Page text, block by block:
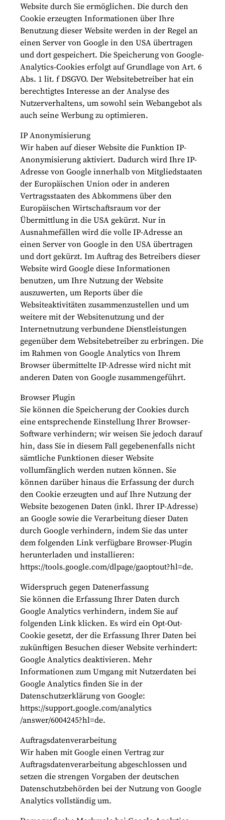
Website durch Sie ermöglichen. Die durch den
Cookie erzeugten Informationen über Ihre
Benutzung dieser Website werden in der Regel an
einen Server von Google in den USA übertragen
und dort gespeichert. Die Speicherung von Google-
Analytics-Cookies erfolgt auf Grundlage von Art. 6
Abs. 1 lit. f DSGVO. Der Websitebetreiber hat ein
berechtigtes Interesse an der Analyse des
Nutzerverhaltens, um sowohl sein Webangebot als
auch seine Werbung zu optimieren.
IP Anonymisierung
Wir haben auf dieser Website die Funktion IP-
Anonymisierung aktiviert. Dadurch wird Ihre IP-
Adresse von Google innerhalb von Mitgliedstaaten
der Europäischen Union oder in anderen
Vertragsstaaten des Abkommens über den
Europäischen Wirtschaftsraum vor der
Übermittlung in die USA gekürzt. Nur in
Ausnahmefällen wird die volle IP-Adresse an
einen Server von Google in den USA übertragen
und dort gekürzt. Im Auftrag des Betreibers dieser
Website wird Google diese Informationen
benutzen, um Ihre Nutzung der Website
auszuwerten, um Reports über die
Websiteaktivitäten zusammenzustellen und um
weitere mit der Websitenutzung und der
Internetnutzung verbundene Dienstleistungen
gegenüber dem Websitebetreiber zu erbringen. Die
im Rahmen von Google Analytics von Ihrem
Browser übermittelte IP-Adresse wird nicht mit
anderen Daten von Google zusammengeführt.
Browser Plugin
Sie können die Speicherung der Cookies durch
eine entsprechende Einstellung Ihrer Browser-
Software verhindern; wir weisen Sie jedoch darauf
hin, dass Sie in diesem Fall gegebenenfalls nicht
sämtliche Funktionen dieser Website
vollumfänglich werden nutzen können. Sie
können darüber hinaus die Erfassung der durch
den Cookie erzeugten und auf Ihre Nutzung der
Website bezogenen Daten (inkl. Ihrer IP-Adresse)
an Google sowie die Verarbeitung dieser Daten
durch Google verhindern, indem Sie das unter
dem folgenden Link verfügbare Browser-Plugin
herunterladen und installieren:
https://tools.google.com/dlpage/gaoptout?hl=de.
Widerspruch gegen Datenerfassung
Sie können die Erfassung Ihrer Daten durch
Google Analytics verhindern, indem Sie auf
folgenden Link klicken. Es wird ein Opt-Out-
Cookie gesetzt, der die Erfassung Ihrer Daten bei
zukünftigen Besuchen dieser Website verhindert:
Google Analytics deaktivieren. Mehr
Informationen zum Umgang mit Nutzerdaten bei
Google Analytics finden Sie in der
Datenschutzerklärung von Google:
https://support.google.com/analytics
/answer/6004245?hl=de.
Auftragsdatenverarbeitung
Wir haben mit Google einen Vertrag zur
Auftragsdatenverarbeitung abgeschlossen und
setzen die strengen Vorgaben der deutschen
Datenschutzbehörden bei der Nutzung von Google
Analytics vollständig um.